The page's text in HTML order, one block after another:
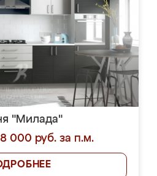
"Милада"
000 руб. за п.м.